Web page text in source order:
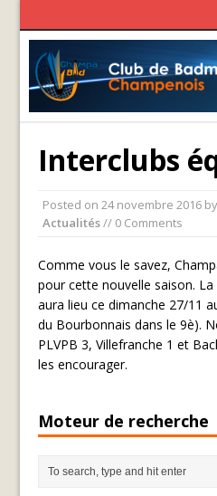
Interclubs
Posted on24 novembre 2016 by
Actualités// 0 Comments
Comme vous le savez,
pour cette nouvelle saison.
aura lieu ce dimanche 27/11
du Bourbonnais dans le 9è).
PLVPB 3, Villefranche 1 et
les encourager.
Moteur de recherche